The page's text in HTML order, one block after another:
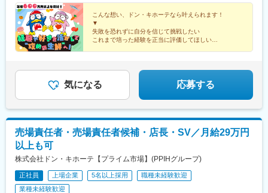
は、相談の上で マイカー通勤も可能です。〈募集店舗〉★北海
道・東北北海道/青森県/宮城県/秋田県/山形県/福島県★関東茨城県/
栃木県/群馬県/埼玉県/千葉県/東京都/神奈川県★甲信越・北陸新潟
県/富山県/石川県/福井県/山梨県/長野県★東海岐阜県/静岡県/愛知
県/三重県★近畿滋賀県/京都府/大阪府/兵庫県/奈良県★中国・四国
分県/宮崎県/沖縄県〈配属店舗〉ドン・キホーテ、MEGAドン・キ
ホーテ、ドン・キホーテUNY／MEGAドン・キホーテUNY、長崎
こんな想い、ドン・キホーテなら叶えられます！
▼
失敗を恐れずに自分を信じて挑戦したい
これまで培った経験を正当に評価してほしい
気になる 応募する
売場責任者・売場責任者候補・店長・SV／月給29万円
以上も可
株式会社ドン・キホーテ【プライム市場】(PPIHグループ)
正社員 上場企業 5名以上採用
職種未経験歓迎
業種未経験歓迎